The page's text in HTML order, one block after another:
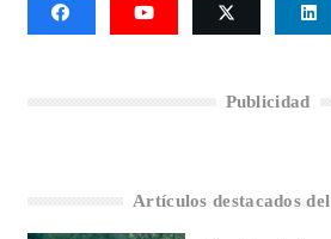
Publicidad
Artículos destacados